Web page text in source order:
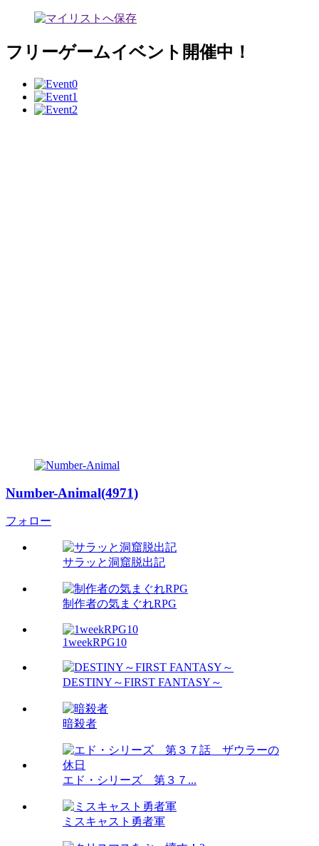
フリーゲームイベント開催中！
Number-Animal(4971)
フォロー
サラッと洞窟脱出記
制作者の気まぐれRPG
1weekRPG10
DESTINY～FIRST FANTASY～
暗殺者
エド・シリーズ 第３７...
ミスキャスト勇者軍